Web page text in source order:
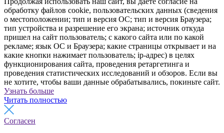
обработку файлов cookie, пользовательских данных (сведения
о местоположении; тип и версия ОС; тип и версия Браузера;
тип устройства и разрешение его экрана; источник откуда
пришел на сайт пользователь; с какого сайта или по какой
рекламе; язык ОС и Браузера; какие страницы открывает и на
какие кнопки нажимает пользователь; ip-адрес) в целях
функционирования сайта, проведения ретаргетинга и
проведения статистических исследований и обзоров. Если вы
не хотите, чтобы ваши данные обрабатывались, покиньте сайт.
Узнать больше
Читать полностью
Согласен